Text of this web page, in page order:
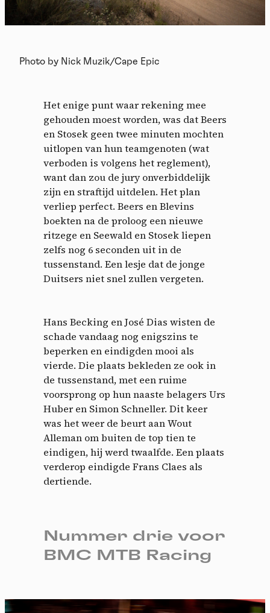
Photo by Nick Muzik/Cape Epic
Het enige punt waar rekening mee
gehouden moest worden, was dat Beers
en Stosek geen twee minuten mochten
uitlopen van hun teamgenoten (wat
verboden is volgens het reglement),
want dan zou de jury onverbiddelijk
zijn en straftijd uitdelen. Het plan
verliep perfect. Beers en Blevins
boekten na de proloog een nieuwe
ritzege en Seewald en Stosek liepen
zelfs nog 6 seconden uit in de
tussenstand. Een lesje dat de jonge
Duitsers niet snel zullen vergeten.
Hans Becking en José Dias wisten de
schade vandaag nog enigszins te
beperken en eindigden mooi als
vierde. Die plaats bekleden ze ook in
de tussenstand, met een ruime
voorsprong op hun naaste belagers Urs
Huber en Simon Schneller. Dit keer
was het weer de beurt aan Wout
Alleman om buiten de top tien te
eindigen, hij werd twaalfde. Een plaats
verderop eindigde Frans Claes als
dertiende.
Nummer drie voor
BMC MTB Racing